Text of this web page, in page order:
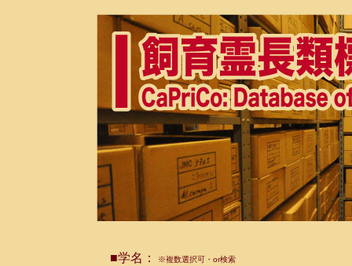
■学名： ※複数選択可・or検索